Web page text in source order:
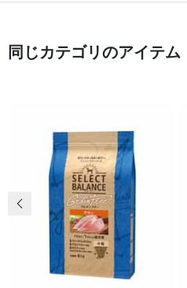
同じカテゴリのアイテム
前の画像